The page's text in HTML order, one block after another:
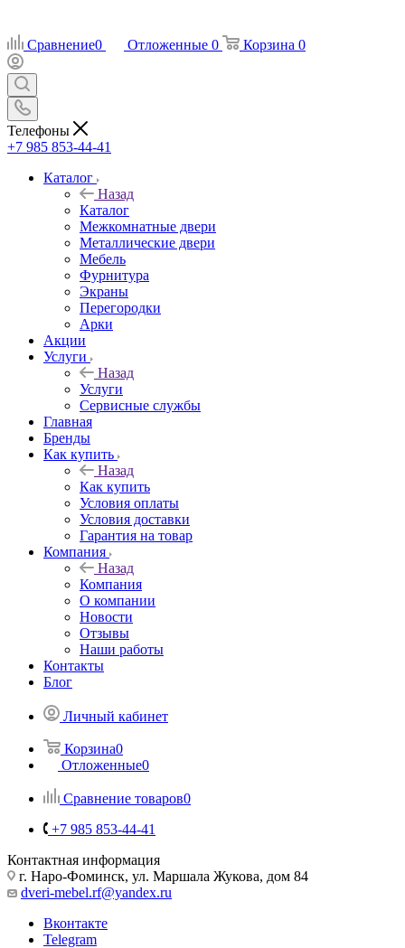
Сравнение0 Отложенные 0 Корзина 0
Телефоны
+7 985 853-44-41
Каталог
Назад
Каталог
Межкомнатные двери
Металлические двери
Мебель
Фурнитура
Экраны
Перегородки
Арки
Акции
Услуги
Назад
Услуги
Сервисные службы
Главная
Бренды
Как купить
Назад
Как купить
Условия оплаты
Условия доставки
Гарантия на товар
Компания
Назад
Компания
О компании
Новости
Отзывы
Наши работы
Контакты
Блог
Личный кабинет
Корзина0
Отложенные0
Сравнение товаров0
+7 985 853-44-41
Контактная информация
г. Наро-Фоминск, ул. Маршала Жукова, дом 84
dveri-mebel.rf@yandex.ru
Вконтакте
Telegram